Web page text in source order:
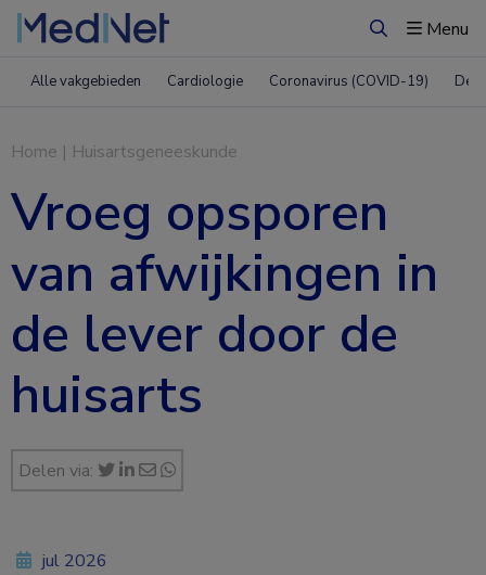
ZoekenMenu
Alle vakgebieden Cardiologie Coronavirus (COVID-19)
Home | Huisartsgeneeskunde
Vroeg opsporen
van afwijkingen in
de lever door de
huisarts
Delen via:
jul 2026